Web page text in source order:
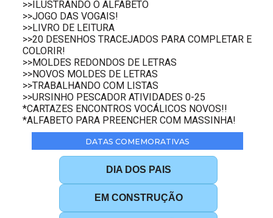
>>ILUSTRANDO O ALFABETO
>>JOGO DAS VOGAIS!
>>LIVRO DE LEITURA
>>20 DESENHOS TRACEJADOS PARA COMPLETAR E
COLORIR!
>>MOLDES REDONDOS DE LETRAS
>>NOVOS MOLDES DE LETRAS
>>TRABALHANDO COM LISTAS
>>URSINHO PESCADOR ATIVIDADES 0-25
*CARTAZES ENCONTROS VOCÁLICOS NOVOS!!
*ALFABETO PARA PREENCHER COM MASSINHA!
DATAS COMEMORATIVAS
DIA DOS PAIS
EM CONSTRUÇÃO